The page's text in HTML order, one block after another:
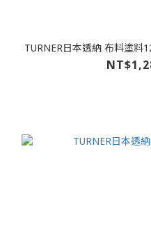
TURNER日本透納 布料塗料